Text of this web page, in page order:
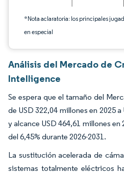
*Nota aclaratoria: los principales
en especial
Análisis del Mercado de
Intelligence
Se espera que el tamaño del
de USD 322,04 millones en 2025
y alcance USD 464,61 millones
del 6,45% durante 2026-2031.
La sustitución acelerada de
sistemas totalmente eléctricos